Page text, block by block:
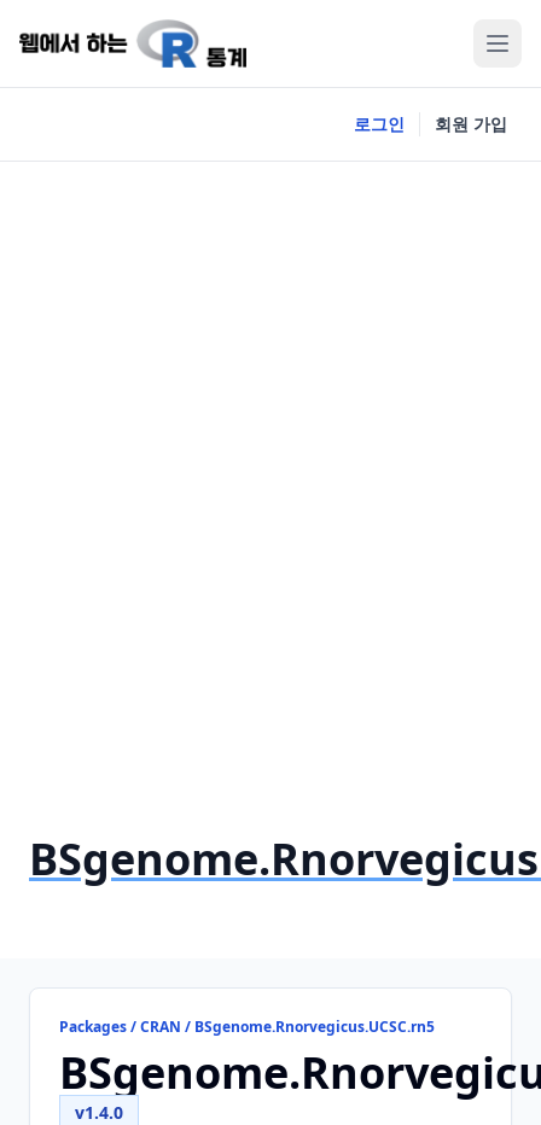
로그인 회원 가입
Packages / CRAN / BSgenome.Rnorvegicus.UCSC.rn5
v1.4.0